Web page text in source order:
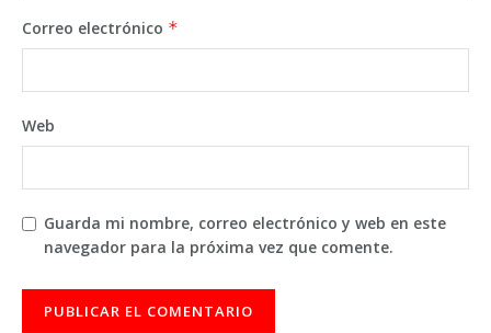
Correo electrónico *
Web
Guarda mi nombre, correo electrónico y web en este
navegador para la próxima vez que comente.